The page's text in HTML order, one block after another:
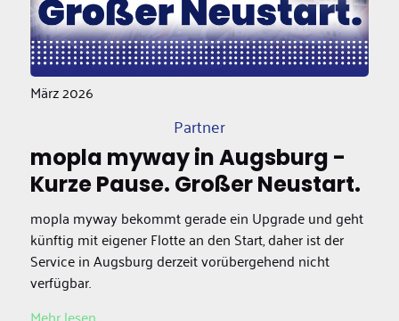
März 2026
Partner
mopla myway in Augsburg -
Kurze Pause. Großer Neustart.
mopla myway bekommt gerade ein Upgrade und geht
künftig mit eigener Flotte an den Start, daher ist der
Service in Augsburg derzeit vorübergehend nicht
verfügbar.